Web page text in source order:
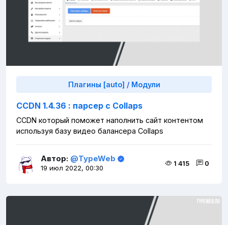
Плагины [auto] / Модули
CCDN 1.4.36 : парсер с Сollaps
CCDN который поможет наполнить сайт контентом
используя базу видео балансера Collaps
Автор: @TypeWeb
19 июл 2022, 00:30
1 415 0